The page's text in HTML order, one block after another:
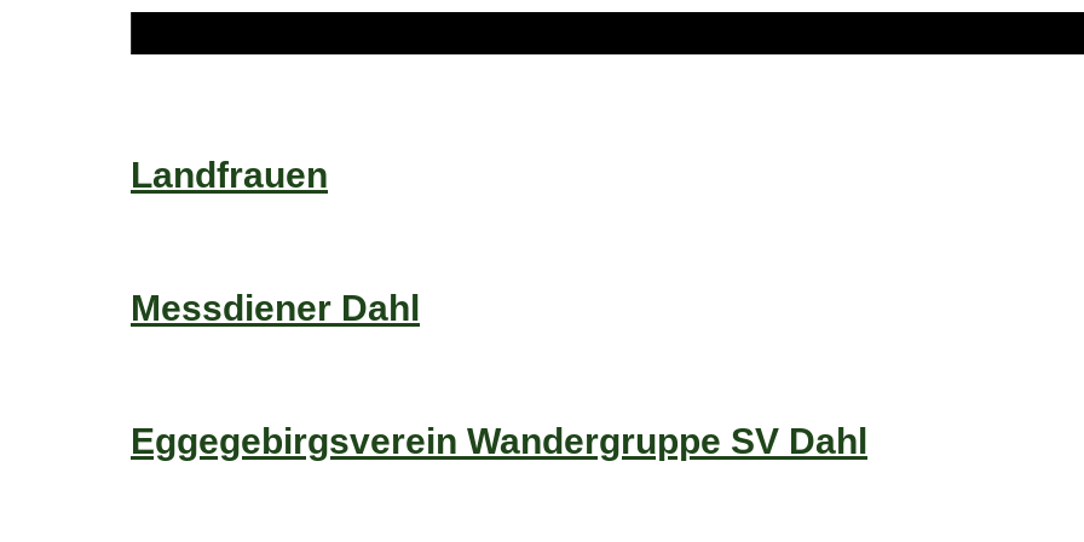
Landfrauen
Messdiener Dahl
Eggegebirgsverein Wandergruppe SV Dahl